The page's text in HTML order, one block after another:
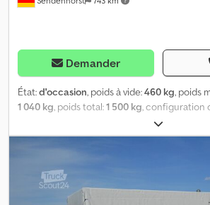
Demander
État:d'occasion, poids à vide:460 kg, poids
1 040 kg, poids total:1 500 kg, configuration
06/2023
06/2025, longueur de l'espace de
de l’espace de chargement:
,
185/60 R 12C
, Année de construction:
,
téléchargeur , Chariot mono-essieu très